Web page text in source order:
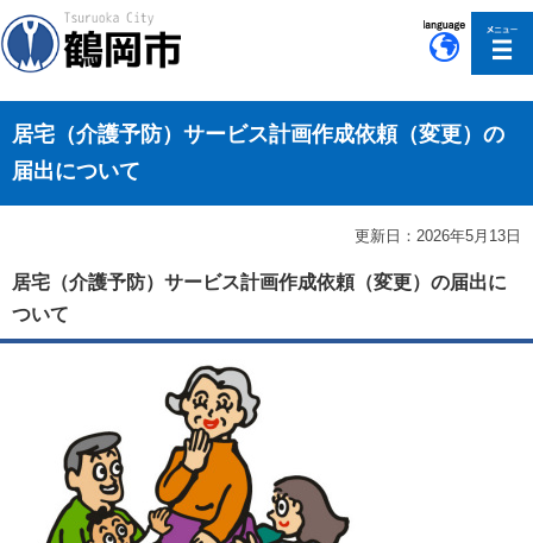
居宅（介護予防）サービス計画作成依頼（変更）の
届出について
更新日：2026年5月13日
居宅（介護予防）サービス計画作成依頼（変更）の届出に
ついて